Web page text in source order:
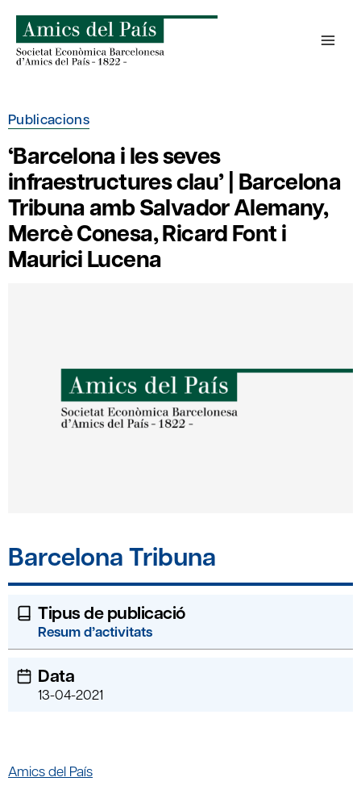
content
Publicacions
‘Barcelona i les seves
infraestructures clau’ | Barcelona
Tribuna amb Salvador Alemany,
Mercè Conesa, Ricard Font i
Maurici Lucena
Barcelona Tribuna
Tipus de publicació
Resum d’activitats
Data
13-04-2021
Amics del País